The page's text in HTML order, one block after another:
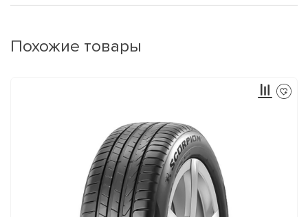
Похожие товары